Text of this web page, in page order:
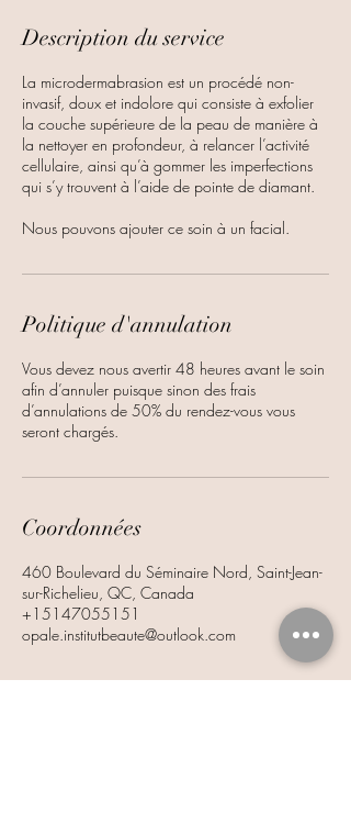
Description du service
La microdermabrasion est un procédé non-
invasif, doux et indolore qui consiste à exfolier
la couche supérieure de la peau de manière à
la nettoyer en profondeur, à relancer l’activité
cellulaire, ainsi qu’à gommer les imperfections
qui s’y trouvent à l’aide de pointe de diamant.
Nous pouvons ajouter ce soin à un facial.
Politique d'annulation
Vous devez nous avertir 48 heures avant le soin
afin d’annuler puisque sinon des frais
d’annulations de 50% du rendez-vous vous
seront chargés.
Coordonnées
460 Boulevard du Séminaire Nord, Saint-Jean-
sur-Richelieu, QC, Canada
+15147055151
opale.institutbeaute@outlook.com